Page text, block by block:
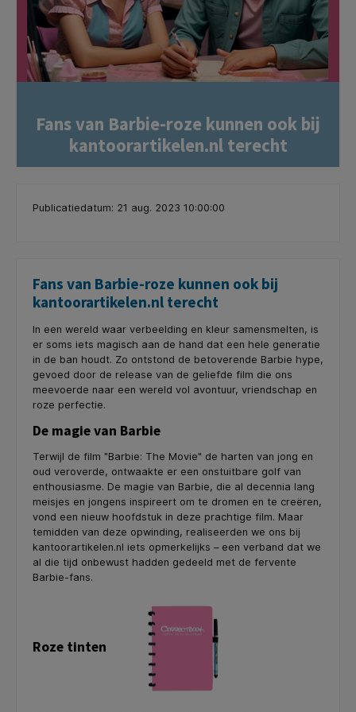
Fans van Barbie-roze kunnen ook bij
kantoorartikelen.nl terecht
Publicatiedatum: 21 aug. 2023 10:00:00
Fans van Barbie-roze kunnen ook bij
kantoorartikelen.nl terecht
In een wereld waar verbeelding en kleur samensmelten, is
er soms iets magisch aan de hand dat een hele generatie
in de ban houdt. Zo ontstond de betoverende Barbie hype,
gevoed door de release van de geliefde film die ons
meevoerde naar een wereld vol avontuur, vriendschap en
roze perfectie.
De magie van Barbie
Terwijl de film "Barbie: The Movie" de harten van jong en
oud veroverde, ontwaakte er een onstuitbare golf van
enthousiasme. De magie van Barbie, die al decennia lang
meisjes en jongens inspireert om te dromen en te creëren,
vond een nieuw hoofdstuk in deze prachtige film. Maar
temidden van deze opwinding, realiseerden we ons bij
kantoorartikelen.nl iets opmerkelijks – een verband dat we
al die tijd onbewust hadden gedeeld met de fervente
Barbie-fans.
Roze tinten